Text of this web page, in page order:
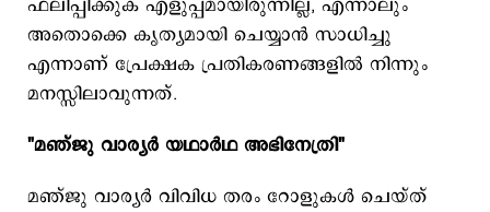
ഫലിപ്പിക്കുക എളുപ്പമായിരുന്നില്ല, എന്നാലും
അതൊക്കെ കൃത്യമായി ചെയ്യാൻ സാധിച്ചു
എന്നാണ് പ്രേക്ഷക പ്രതികരണങ്ങളിൽ നിന്നും
മനസ്സിലാവുന്നത്.
"മഞ്‍ജു വാര്യർ യഥാർഥ അഭിനേത്രി"
മഞ്ജു വാര്യർ വിവിധ തരം റോളുകൾ ചെയ്ത്